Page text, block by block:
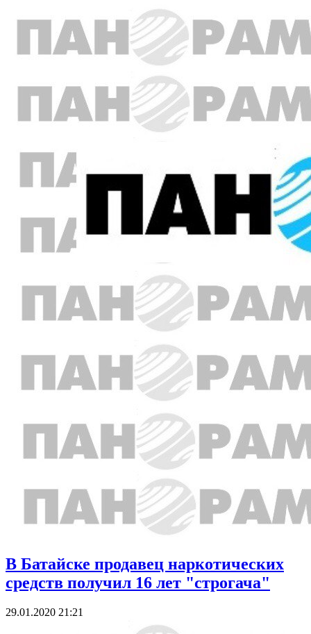
В Батайске продавец наркотических
средств получил 16 лет "строгача"
29.01.2020 21:21